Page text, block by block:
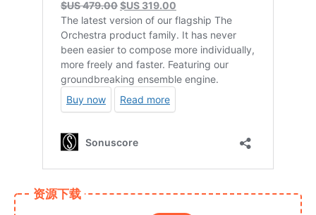
资源下载